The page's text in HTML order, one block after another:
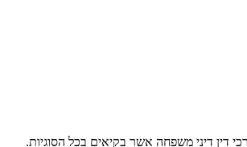
דין דיני משפחה אשר בקיאים בכל הסוגיות.